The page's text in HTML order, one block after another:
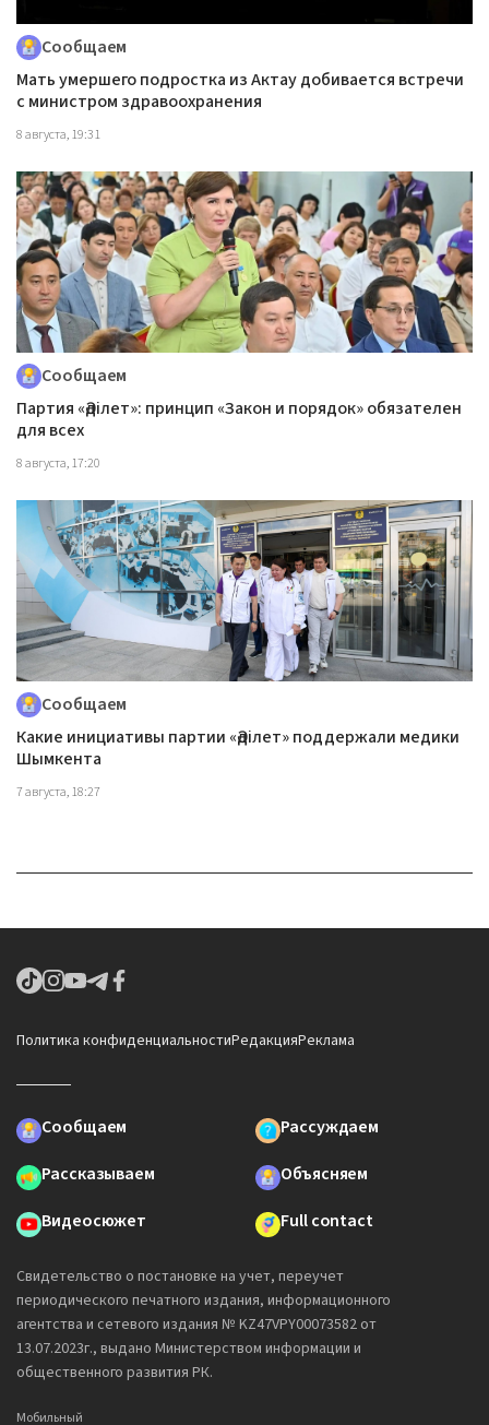
Сообщаем
Мать умершего подростка из Актау добивается встречи
с министром здравоохранения
8 августа, 19:31
Сообщаем
Партия «Әділет»: принцип «Закон и порядок» обязателен
для всех
8 августа, 17:20
Сообщаем
Какие инициативы партии «Әділет» поддержали медики
Шымкента
7 августа, 18:27
Политика конфиденциальностиРедакцияРеклама
Сообщаем
Рассуждаем
Рассказываем
Объясняем
Видеосюжет
Full contact
Свидетельство о постановке на учет, переучет
периодического печатного издания, информационного
агентства и сетевого издания № KZ47VPY00073582 от
13.07.2023г., выдано Министерством информации и
общественного развития РК.
Мобильный